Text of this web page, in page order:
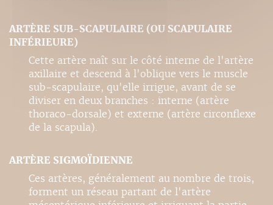
ARTÈRE SUB-SCAPULAIRE (OU SCAPULAIRE
INFÉRIEURE)
Cette artère naît sur le côté interne de l'artère
axillaire et descend à l'oblique vers le muscle
sub-scapulaire, qu'elle irrigue, avant de se
diviser en deux branches : interne (artère
thoraco-dorsale) et externe (artère circonflexe
de la scapula).
ARTÈRE SIGMOÏDIENNE
Ces artères, généralement au nombre de trois,
forment un réseau partant de l'artère